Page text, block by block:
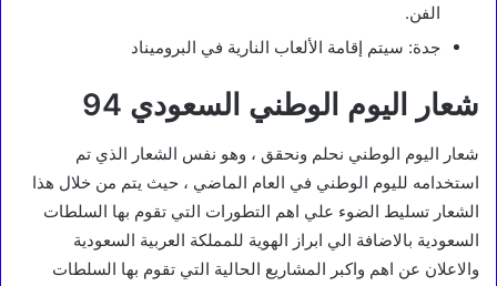
الفن.
جدة: سيتم إقامة الألعاب النارية في البروميناد
شعار اليوم الوطني السعودي 94
شعار اليوم الوطني نحلم ونحقق ، وهو نفس الشعار الذي تم
استخدامه لليوم الوطني في العام الماضي ، حيث يتم من خلال هذا
الشعار تسليط الضوء علي اهم التطورات التي تقوم بها السلطات
السعودية بالاضافة الي ابراز الهوية للمملكة العربية السعودية
والاعلان عن اهم واكبر المشاريع الحالية التي تقوم بها السلطات